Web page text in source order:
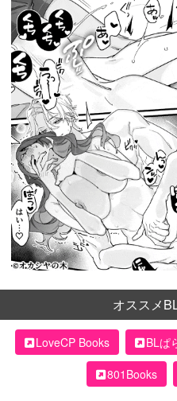
オススメ
LoveCP Books BLぱ
801Books